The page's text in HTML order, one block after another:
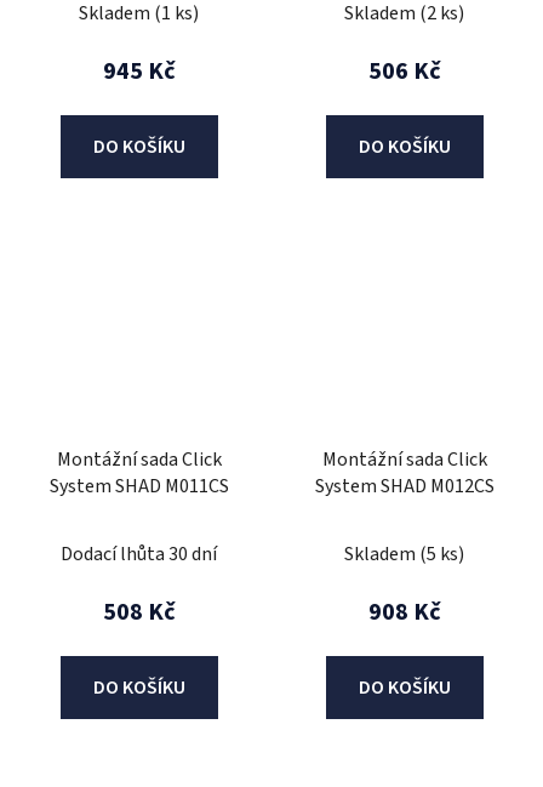
Skladem (1 ks)
945 Kč
DO KOŠÍKU
Skladem (2 ks)
506 Kč
DO KOŠÍKU
Montážní sada Click
System SHAD M011CS
Dodací lhůta 30 dní
508 Kč
DO KOŠÍKU
Montážní sada Click
System SHAD M012CS
Skladem (5 ks)
908 Kč
DO KOŠÍKU